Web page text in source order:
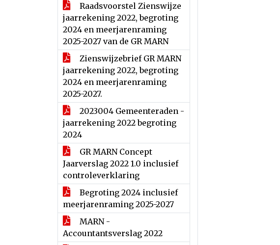
Raadsvoorstel Zienswijze
jaarrekening 2022, begroting
2024 en meerjarenraming
2025-2027 van de GR MARN
Zienswijzebrief GR MARN
jaarrekening 2022, begroting
2024 en meerjarenraming
2025-2027.
2023004 Gemeenteraden -
jaarrekening 2022 begroting
2024
GR MARN Concept
Jaarverslag 2022 1.0 inclusief
controleverklaring
Begroting 2024 inclusief
meerjarenraming 2025-2027
MARN -
Accountantsverslag 2022